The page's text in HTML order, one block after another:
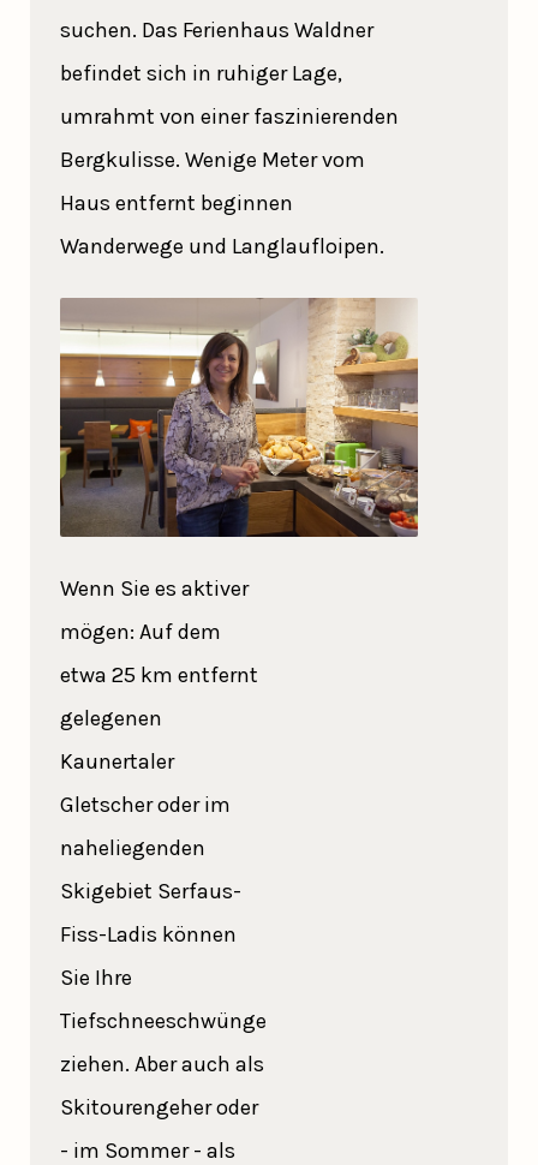
suchen. Das Ferienhaus Waldner
befindet sich in ruhiger Lage,
umrahmt von einer faszinierenden
Bergkulisse. Wenige Meter vom
Haus entfernt beginnen
Wanderwege und Langlaufloipen.
Wenn Sie es aktiver
mögen: Auf dem
etwa 25 km entfernt
gelegenen
Kaunertaler
Gletscher oder im
naheliegenden
Skigebiet Serfaus-
Fiss-Ladis können
Sie Ihre
Tiefschneeschwünge
ziehen. Aber auch als
Skitourengeher oder
- im Sommer - als